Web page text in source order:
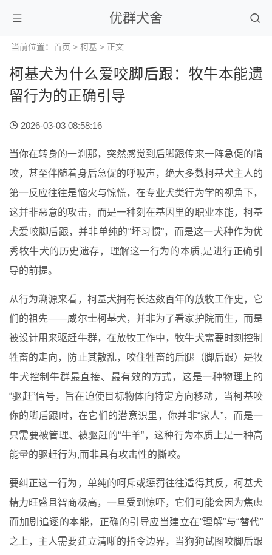
优群犬舍
当前位置： 首页 > 柯基 > 正文
柯基犬为什么爱咬脚后跟：牧牛本能遗
留行为的正确引导
2026-03-03 08:58:16
当你在转身的一刹那，突然感觉到后脚跟传来一阵急促的啃
咬，甚至伴随着身后急促的呼吸声，绝大多数柯基犬主人的
第一反应往往是恼火与惊慌，在专业犬类行为学的视角下，
这并非恶意的攻击，而是一种刻在基因里的职业本能，柯基
犬爱咬脚后跟，并非单纯的“坏习惯”，而是这一犬种作为优
秀牧牛犬的历史遗存，理解这一行为的本质,是进行正确引
导的前提。
从行为溯源来看，柯基犬拥有长达数百年的放牧工作史，它
们的祖先——威尔士柯基犬，并非为了看家护院而生，而是
被设计用来驱赶牛群，在放牧工作中，牧牛犬需要时刻控制
牲畜的走向，防止其散乱，咬住牲畜的后腿（脚后跟）是牧
牛犬控制牛群最直接、最有效的方式，这是一种物理上的
“驱赶”信号，旨在迫使目标物体向特定方向移动，当柯基咬
你的脚后跟时，在它们的潜意识里，你并非“家人”，而是一
只需要被管理、被驱赶的“牛羊”，这种行为本质上是一种高
能量的驱赶行为,而非具有攻击性的撕咬。
要纠正这一行为，单纯的呵斥或惩罚往往适得其反，柯基犬
精力旺盛且智商极高，一旦受到惊吓，它们可能会因为焦虑
而加剧追逐的本能，正确的引导应当建立在“理解”与“替代”
之上，主人需要建立清晰的指令边界，当狗狗试图咬脚后跟